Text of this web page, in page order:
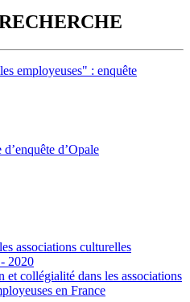
employeuses" : enquête
d’Opale
associations culturelles
2020
et collégialité dans les associations
en France